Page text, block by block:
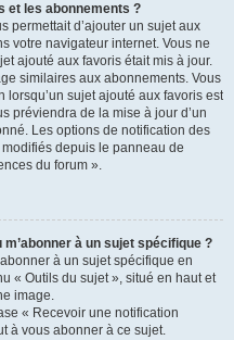
et les abonnements ?
permettait d’ajouter un sujet aux
votre navigateur internet. Vous ne
ajouté aux favoris était mis à jour.
similaires aux abonnements. Vous
sujet ajouté aux favoris est
préviendra de la mise à jour d’un
Les options de notification des
depuis le panneau de
du forum ».
à un sujet spécifique ?
à un sujet spécifique en
« Outils du sujet », situé en haut et
image.
« Recevoir une notification
à vous abonner à ce sujet.